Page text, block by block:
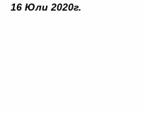
16 Юли 2020г.